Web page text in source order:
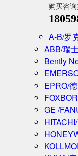
购买咨
A-B/罗
ABB/瑞
Bently
EPRO/
GE /